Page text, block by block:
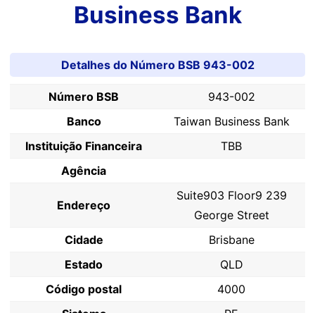
Business Bank
Detalhes do Número BSB 943-002
Número BSB
943-002
Banco
Taiwan Business Bank
Instituição Financeira
TBB
Agência
Endereço
Suite903 Floor9 239
George Street
Cidade
Brisbane
Estado
QLD
Código postal
4000